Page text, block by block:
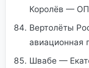
Королёв —
Вертолёты
авиационная
Швабе —